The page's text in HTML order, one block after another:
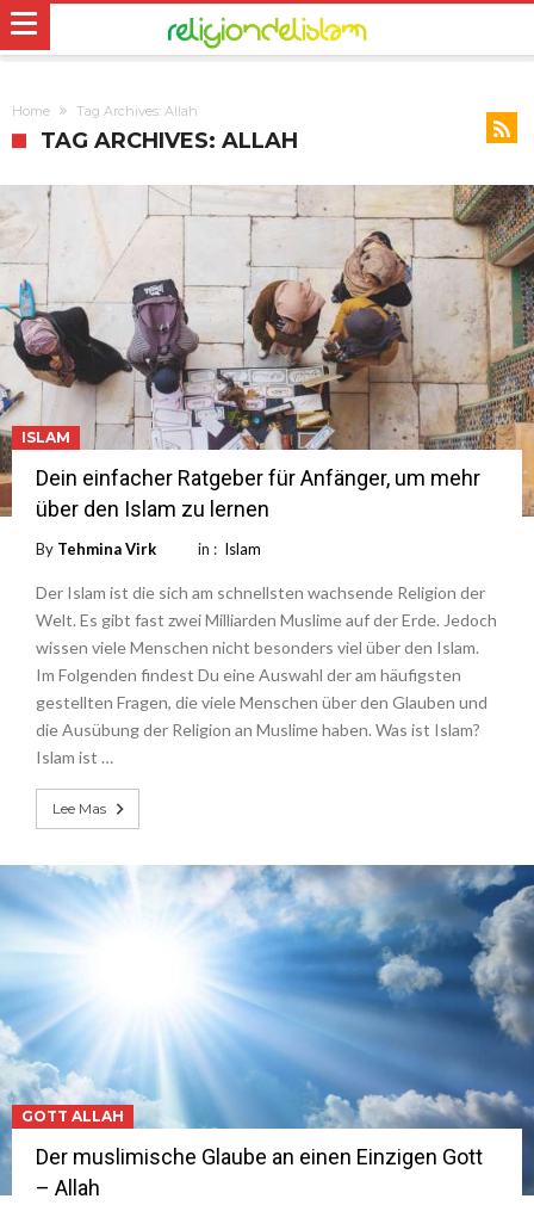
Home Tag Archives: Allah
TAG ARCHIVES: ALLAH
ISLAM
Dein einfacher Ratgeber für Anfänger, um mehr
über den Islam zu lernen
By Tehmina Virk in : Islam
Der Islam ist die sich am schnellsten wachsende Religion der
Welt. Es gibt fast zwei Milliarden Muslime auf der Erde. Jedoch
wissen viele Menschen nicht besonders viel über den Islam.
Im Folgenden findest Du eine Auswahl der am häufigsten
gestellten Fragen, die viele Menschen über den Glauben und
die Ausübung der Religion an Muslime haben. Was ist Islam?
Islam ist …
Lee Mas
GOTT ALLAH
Der muslimische Glaube an einen Einzigen Gott
– Allah